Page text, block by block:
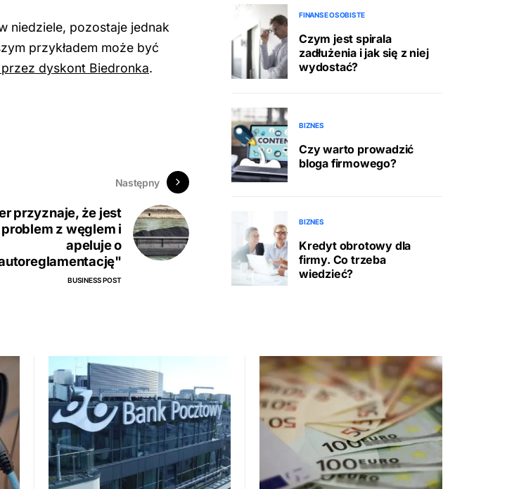
niedziele, pozostaje jednak
przykładem może być
dyskont Biedronka.
Następny
przyznaje, że jest
problem z węglem i
apeluje o
BUSINESS POST
FINANSE OSOBISTE
Czym jest spirala
zadłużenia i jak się z niej
wydostać?
BIZNES
Czy warto prowadzić
bloga firmowego?
BIZNES
Kredyt obrotowy dla
firmy. Co trzeba
wiedzieć?